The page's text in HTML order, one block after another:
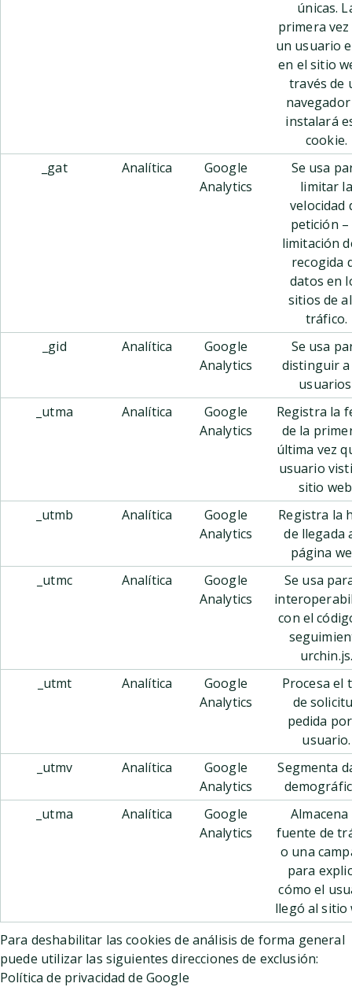
únicas.
primera
un usuario
en el sitio
través de
instalará
cookie.
_gat
Analítica
Google
Analytics
Se usa
limitar la
velocidad
petición –
limitación
recogida
datos en
sitios de
tráfico.
_gid
Analítica
Google
Analytics
Se usa
distinguir
_utma
Analítica
Google
Analytics
Registra la
de la
última vez
usuario
sitio
_utmb
Analítica
Google
Analytics
Registra la
de llegada
página
_utmc
Analítica
Google
Analytics
Se usa
con el
_utmt
Analítica
Google
Analytics
Procesa el
de
pedida
usuario.
_utmv
Analítica
Google
Analytics
Segmenta
_utma
Analítica
Google
Analytics
Almacena
fuente de
o una
para
cómo el
llegó al sitio
Para deshabilitar las cookies de análisis de forma general
puede utilizar las siguientes direcciones de exclusión:
Política de privacidad de Google